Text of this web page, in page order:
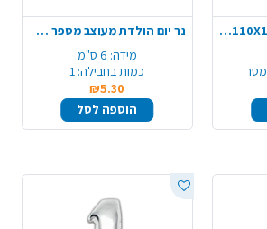
מפת שולחן אלבד 110X180 - תכלת
נר יום הולדת מעוצב מספר 1 - כסף
מידה: 6 ס"מ
כמות בחבילה: 1
₪5.30
הוספה לסל